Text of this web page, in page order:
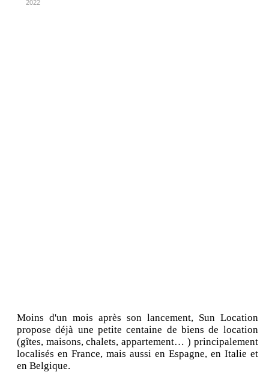
2022
Moins d'un mois après son lancement, Sun Location
propose déjà une petite centaine de biens de location
(gîtes, maisons, chalets, appartement… ) principalement
localisés en France, mais aussi en Espagne, en Italie et
en Belgique.